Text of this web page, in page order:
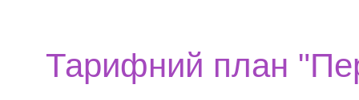
Тарифний план